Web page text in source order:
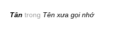
Tân trong Tên xưa gọi nhớ